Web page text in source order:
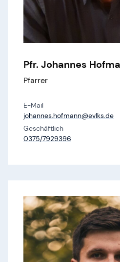
Pfr. Johannes
Pfarrer
E-Mail
johannes.​hofmann@​evlks.​de
Geschäftlich
0375/7929396